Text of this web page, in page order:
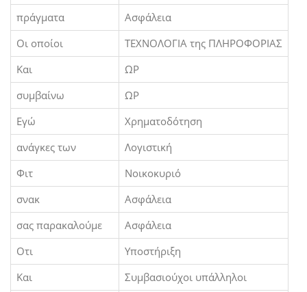
πράγματα
Ασφάλεια
Οι οποίοι
ΤΕΧΝΟΛΟΓΙΑ της ΠΛΗΡΟΦΟΡΙΑΣ
Και
ΩΡ
συμβαίνω
ΩΡ
Εγώ
Χρηματοδότηση
ανάγκες των
Λογιστική
Φιτ
Νοικοκυριό
σνακ
Ασφάλεια
σας παρακαλούμε
Ασφάλεια
Οτι
Υποστήριξη
Και
Συμβασιούχοι υπάλληλοι